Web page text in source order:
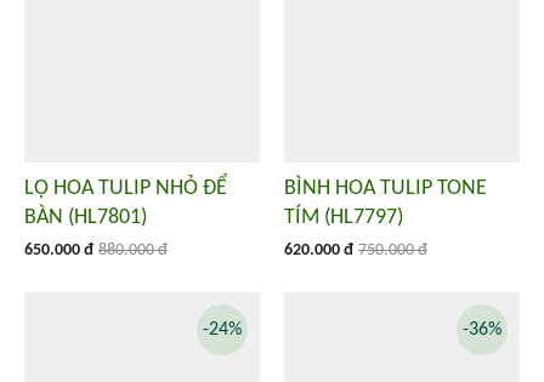
LỌ HOA TULIP NHỎ ĐỂ
BÀN (HL7801)
650.000 đ 880.000 đ
BÌNH HOA TULIP TONE
TÍM (HL7797)
620.000 đ 750.000 đ
-24% -36%